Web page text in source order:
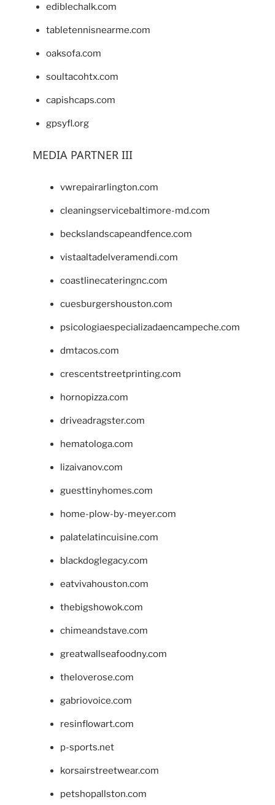
ediblechalk.com
tabletennisnearme.com
oaksofa.com
soultacohtx.com
capishcaps.com
gpsyfl.org
MEDIA PARTNER III
vwrepairarlington.com
cleaningservicebaltimore-md.com
beckslandscapeandfence.com
vistaaltadelveramendi.com
coastlinecateringnc.com
cuesburgershouston.com
psicologiaespecializadaencampeche.com
dmtacos.com
crescentstreetprinting.com
hornopizza.com
driveadragster.com
hematologa.com
lizaivanov.com
guesttinyhomes.com
home-plow-by-meyer.com
palatelatincuisine.com
blackdoglegacy.com
eatvivahouston.com
thebigshowok.com
chimeandstave.com
greatwallseafoodny.com
theloverose.com
gabriovoice.com
resinflowart.com
p-sports.net
korsairstreetwear.com
petshopallston.com